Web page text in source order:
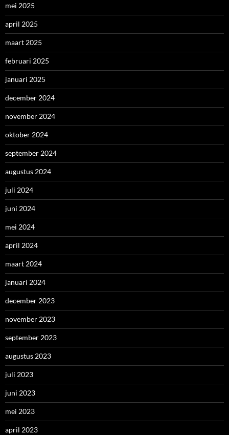
mei 2025
april 2025
maart 2025
februari 2025
januari 2025
december 2024
november 2024
oktober 2024
september 2024
augustus 2024
juli 2024
juni 2024
mei 2024
april 2024
maart 2024
januari 2024
december 2023
november 2023
september 2023
augustus 2023
juli 2023
juni 2023
mei 2023
april 2023